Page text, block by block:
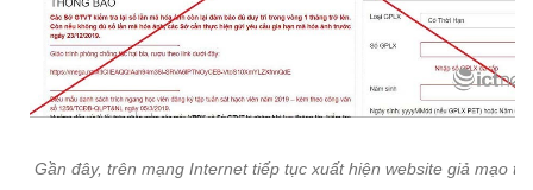
Gần đây, trên mạng Internet tiếp tục xuất hiện website giả mạo